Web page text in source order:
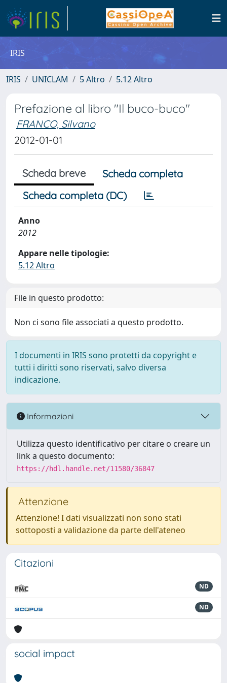
IRIS
IRIS UNICLAM 5 Altro 5.12 Altro
Prefazione al libro "Il buco-buco"
FRANCO, Silvano
2012-01-01
Scheda breve
Scheda completa
Scheda completa (DC)
Anno
2012
Appare nelle tipologie:
5.12 Altro
File in questo prodotto:
Non ci sono file associati a questo prodotto.
I documenti in IRIS sono protetti da copyright e
tutti i diritti sono riservati, salvo diversa
indicazione.
Informazioni
Utilizza questo identificativo per citare o creare un
link a questo documento:
https://hdl.handle.net/11580/36847
Attenzione
Attenzione! I dati visualizzati non sono stati
sottoposti a validazione da parte dell'ateneo
Citazioni
ND
ND
social impact